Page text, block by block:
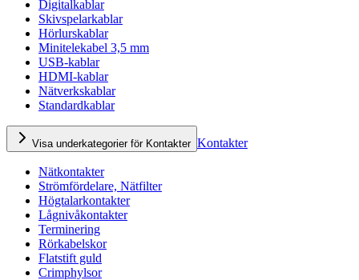
Digitalkablar
Skivspelarkablar
Hörlurskablar
Minitelekabel 3,5 mm
USB-kablar
HDMI-kablar
Nätverkskablar
Standardkablar
Visa underkategorier för Kontakter Kontakter
Nätkontakter
Strömfördelare, Nätfilter
Högtalarkontakter
Lågnivåkontakter
Terminering
Rörkabelskor
Flatstift guld
Crimphylsor